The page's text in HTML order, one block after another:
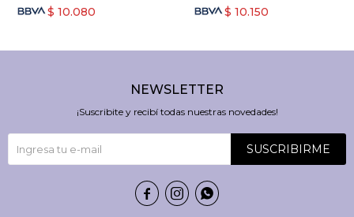
$ 10.080
$ 10.150
NEWSLETTER
¡Suscribite y recibí todas nuestras novedades!
SUSCRIBIRME
  